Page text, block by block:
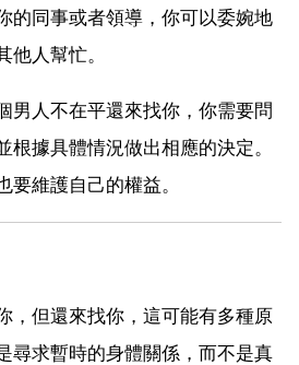
的同事或者領導，你可以委婉地
他人幫忙。
男人不在平還來找你，你需要問
根據具體情況做出相應的決定。
要維護自己的權益。
，但還來找你，這可能有多種原
尋求暫時的身體關係，而不是真